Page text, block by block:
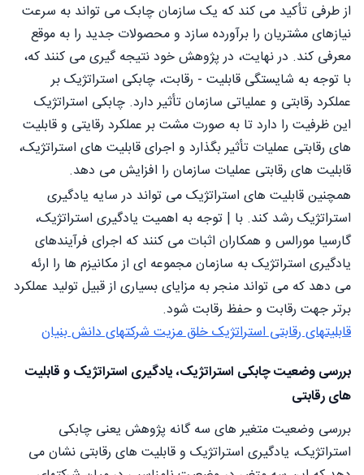
از طرفی تأکید می کند که یک سازمان چابک می تواند به سرعت
نیازهای مشتریان را برآورده سازد و محصولات جدید را به موقع
معرفی کند. در نهایت، در پژوهش خود نتیجه گیری می کنند که،
با توجه به شایستگی قابلیت - رقابت، چابکی استراتژیک بر
عملکرد رقابتی و عملیاتی سازمان تأثیر دارد. چابکی استراتژیک
این ظرفیت را دارد تا به صورت مشت بر عملکرد رقایتی و قابلیت
های رقابتی عملیات تأثير بگذارد و اجرای قابلیت های استراتژیک،
قابلیت های رقابتی عملیات سازمان را افزایش می دهد.
همچنین قابلیت های استراتژیک می تواند در سایه یادگیری
استراتژیک رشد کند. با | توجه به اهمیت یادگیری استراتژیک،
گارسیا مورالس و همکاران اثبات می کنند که اجرای فرآیندهای
یادگیری استراتژیک به سازمان مجموعه ای از مکانیزم ها را ارئه
می دهد که می تواند منجر به مزایای بسیاری از قبیل تولید عملکرد
برتر جهت رقابت و حفظ رقابت شود.
قابلیتهای رقابتی استراتژیک خلق مزیت شرکتهای دانش بنیان
بررسی وضعیت چابکی استراتژیک، یادگیری استراتژیک و قابلیت
های رقابتی
بررسی وضعیت متغیر های سه گانه پژوهش یعنی چابکی
استراتژیک، یادگیری استراتژیک و قابلیت های رقابتی نشان می